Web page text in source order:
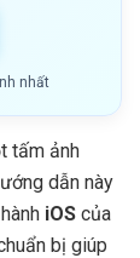
nhất
tấm ảnh
dẫn này
iOS của
bị giúp